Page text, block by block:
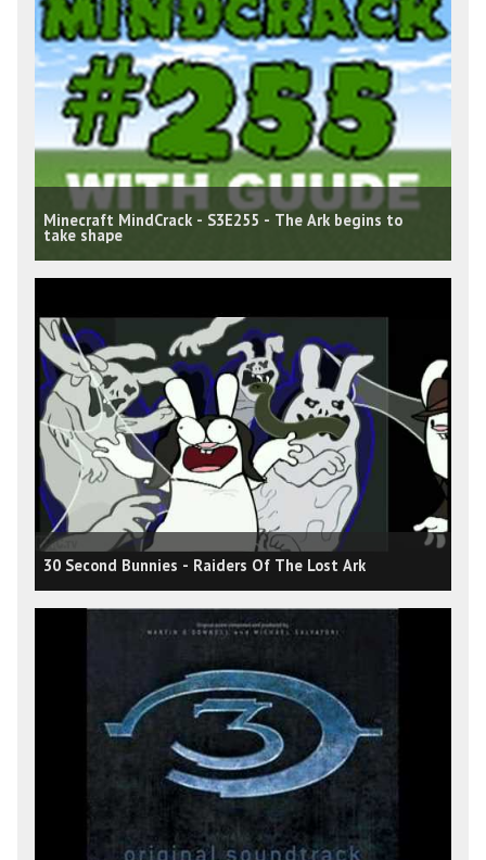
Minecraft MindCrack - S3E255 - The Ark begins to
take shape
30 Second Bunnies - Raiders Of The Lost Ark